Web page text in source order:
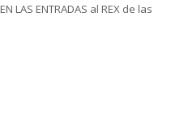
LAS ENTRADAS al REX de las